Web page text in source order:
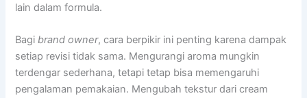
lain dalam formula.
Bagibrand owner, cara berpikir ini penting karena dampak
setiap revisi tidak sama. Mengurangi aroma mungkin
terdengar sederhana, tetapi tetap bisa memengaruhi
pengalaman pemakaian. Mengubah tekstur dari cream